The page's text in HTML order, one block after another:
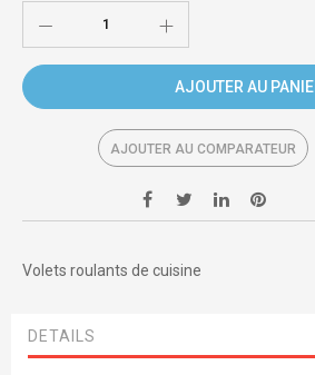
AJOUTER AU
AJOUTER AU COMPARATEUR
Volets roulants de cuisine
DETAILS